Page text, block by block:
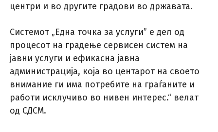
центри и во другите градови во државата.
Системот „Една точка за услуги” е дел од
процесот на градење сервисен систем на
јавни услуги и ефикасна јавна
администрација, која во центарот на своето
внимание ги има потребите на граѓаните и
работи исклучиво во нивен интерес.“ велат
од СДСМ.